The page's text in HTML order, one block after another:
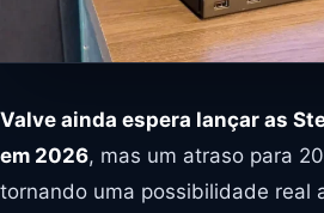
Valve ainda espera lançar as
em 2026, mas um atraso para
tornando uma possibilidade real